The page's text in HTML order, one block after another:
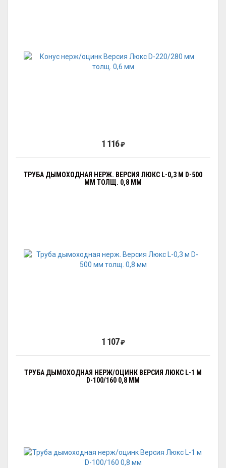
1 116₽
ТРУБА ДЫМОХОДНАЯ НЕРЖ. ВЕРСИЯ ЛЮКС L-0,3 М D-500
ММ ТОЛЩ. 0,8 ММ
1 107₽
ТРУБА ДЫМОХОДНАЯ НЕРЖ/ОЦИНК ВЕРСИЯ ЛЮКС L-1 М
D-100/160 0,8 ММ